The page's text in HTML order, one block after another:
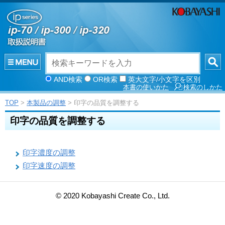
AND検索 OR検索 英大文字/小文字を区別
検索のしかた
本書の使いかた
TOP > 本製品の調整 > 印字の品質を調整する
印字の品質を調整する
印字濃度の調整
印字速度の調整
© 2020 Kobayashi Create Co., Ltd.